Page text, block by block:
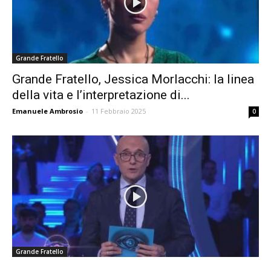
Grande Fratello
Grande Fratello, Jessica Morlacchi: la linea
della vita e l’interpretazione di...
Emanuele Ambrosio - 11 Febbraio 2025 0
Grande Fratello